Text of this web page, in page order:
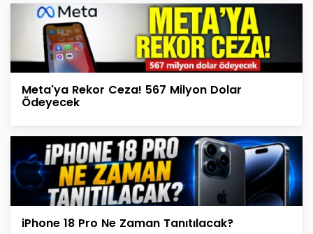
Meta'ya Rekor Ceza! 567 Milyon Dolar
Ödeyecek
iPhone 18 Pro Ne Zaman Tanıtılacak?